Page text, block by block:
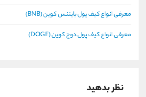
معرفی انواع کیف پول بایننس کوین (BNB)
معرفی انواع کیف پول دوج کوین (DOGE)
نظر بدهید